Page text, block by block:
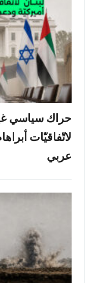
حراك سياسي
لاتّفاقيّات
عربي